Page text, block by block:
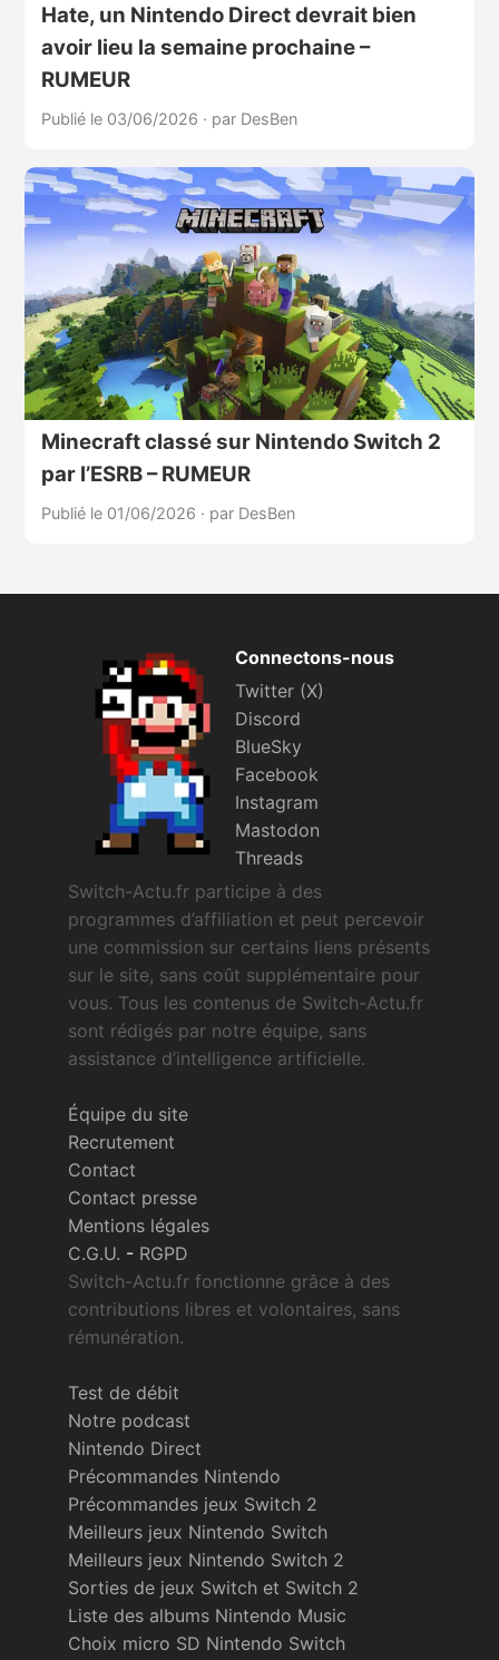
Hate, un Nintendo Direct devrait bien
avoir lieu la semaine prochaine –
RUMEUR
Publié le 03/06/2026 · par DesBen
Minecraft classé sur Nintendo Switch 2
par l’ESRB – RUMEUR
Publié le 01/06/2026 · par DesBen
Connectons-nous
Twitter (X)
Discord
BlueSky
Facebook
Instagram
Mastodon
Threads
Switch-Actu.fr participe à des
programmes d’affiliation et peut percevoir
une commission sur certains liens présents
sur le site, sans coût supplémentaire pour
vous. Tous les contenus de Switch-Actu.fr
sont rédigés par notre équipe, sans
assistance d’intelligence artificielle.
Équipe du site
Recrutement
Contact
Contact presse
Mentions légales
C.G.U. - RGPD
Switch-Actu.fr fonctionne grâce à des
contributions libres et volontaires, sans
rémunération.
Test de débit
Notre podcast
Nintendo Direct
Précommandes Nintendo
Précommandes jeux Switch 2
Meilleurs jeux Nintendo Switch
Meilleurs jeux Nintendo Switch 2
Sorties de jeux Switch et Switch 2
Liste des albums Nintendo Music
Choix micro SD Nintendo Switch